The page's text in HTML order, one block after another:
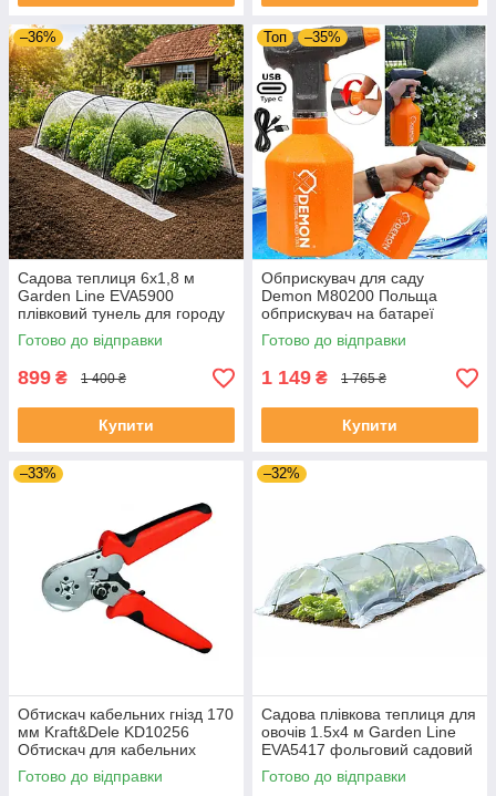
–36%
Садова теплиця 6х1,8 м
Garden Line EVA5900
плівковий тунель для городу
арочна теплиця для рослин
мініатюрна теплиця
Готово до відправки
899 ₴ 1 400 ₴
Купити
Топ –35%
Обприскувач для саду
Demon M80200 Польща
обприскувач на батареї
Готово до відправки
1 149 ₴ 1 765 ₴
Купити
–33%
Обтискач кабельних гнізд 170
мм Kraft&Dele KD10256
Обтискач для кабельних
наконечників
Готово до відправки
–32%
Садова плівкова теплиця для
овочів 1.5х4 м Garden Line
EVA5417 фольговий садовий
тунель для рослин складана
теплиця на город
Готово до відправки